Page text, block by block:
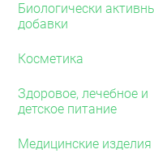
Биологически
добавки
Косметика
Здоровое, лечебное и
детское питание
Медицинские изделия